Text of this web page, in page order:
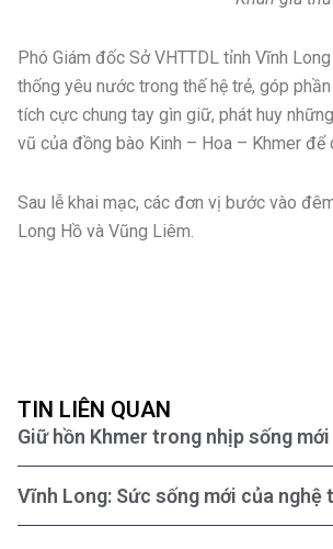
Phó Giám đốc Sở VHTTDL tỉnh Vĩnh
thống yêu nước trong thế hệ trẻ, góp
tích cực chung tay gìn giữ, phát huy
vũ của đồng bào Kinh – Hoa – Khmer để
Sau lễ khai mạc, các đơn vị bước vào
Long Hồ và Vũng Liêm.
TIN LIÊN QUAN
Giữ hồn Khmer trong nhịp sống
Vĩnh Long: Sức sống mới của